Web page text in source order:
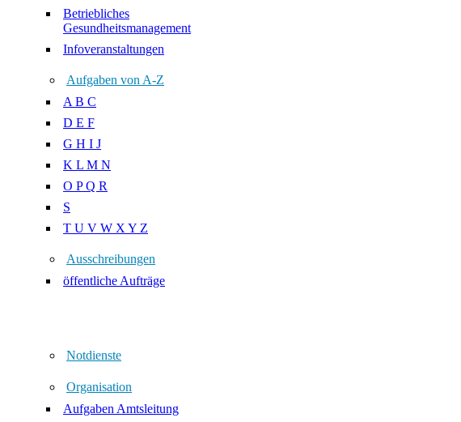
Betriebliches
Gesundheitsmanagement
Infoveranstaltungen
Aufgaben von A-Z
A B C
D E F
G H I J
K L M N
O P Q R
S
T U V W X Y Z
Ausschreibungen
öffentliche Aufträge
Notdienste
Organisation
Aufgaben Amtsleitung